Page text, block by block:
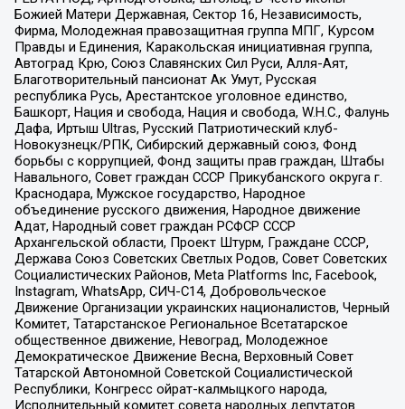
Божией Матери Державная, Сектор 16, Независимость,
Фирма, Молодежная правозащитная группа МПГ, Курсом
Правды и Единения, Каракольская инициативная группа,
Автоград Крю, Союз Славянских Сил Руси, Алля-Аят,
Благотворительный пансионат Ак Умут, Русская
республика Русь, Арестантское уголовное единство,
Башкорт, Нация и свобода, Нация и свобода, W.H.С., Фалунь
Дафа, Иртыш Ultras, Русский Патриотический клуб-
Новокузнецк/РПК, Сибирский державный союз, Фонд
борьбы с коррупцией, Фонд защиты прав граждан, Штабы
Навального, Совет граждан СССР Прикубанского округа г.
Краснодара, Мужское государство, Народное
объединение русского движения, Народное движение
Адат, Народный совет граждан РСФСР СССР
Архангельской области, Проект Штурм, Граждане СССР,
Держава Союз Советских Светлых Родов, Совет Советских
Социалистических Районов, Meta Platforms Inc, Facebook,
Instagram, WhatsApp, СИЧ-С14, Добровольческое
Движение Организации украинских националистов, Черный
Комитет, Татарстанское Региональное Всетатарское
общественное движение, Невоград, Молодежное
Демократическое Движение Весна, Верховный Совет
Татарской Автономной Советской Социалистической
Республики, Конгресс ойрат-калмыцкого народа,